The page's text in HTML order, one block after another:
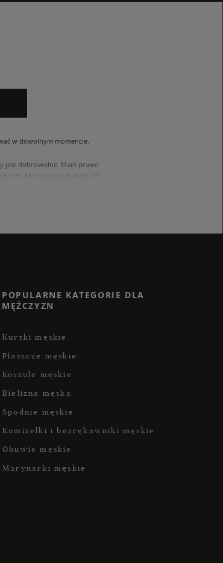
w dowolnym momencie.
jest dobrowolne. Mam prawo
Mam prawo dostępu do
prywatności sklepu
POPULARNE KATEGORIE DLA
MĘŻCZYZN
Kurtki męskie
Płaszcze męskie
Koszule męskie
Bielizna męska
Spodnie męskie
Kamizelki i bezrękawniki męskie
Obuwie męskie
Marynarki męskie